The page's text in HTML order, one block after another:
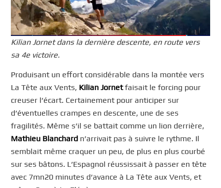
Kilian Jornet dans la dernière descente, en route vers
sa 4e victoire.
Produisant un effort considérable dans la montée vers
La Tête aux Vents, Kilian Jornetfaisait le forcing pour
creuser l’écart. Certainement pour anticiper sur
d’éventuelles crampes en descente, une de ses
fragilités. Même s’il se battait comme un lion derrière,
Mathieu Blanchard n’arrivait pas à suivre le rythme. Il
semblait même craquer un peu, de plus en plus courbé
sur ses bâtons. L’Espagnol réussissait à passer en tête
avec 7mn20 minutes d’avance à La Tête aux Vents, et